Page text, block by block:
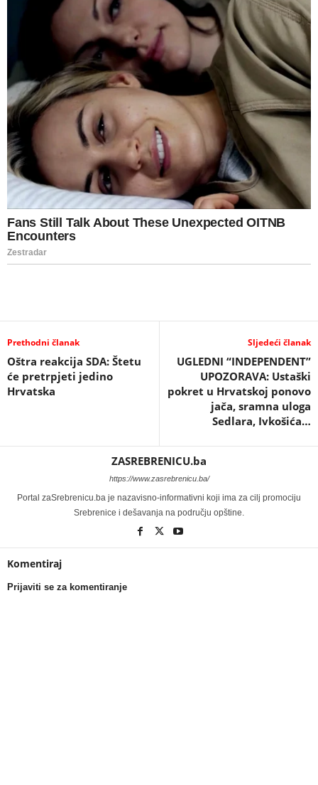
Prethodni članak
Oštra reakcija SDA: Štetu
će pretrpjeti jedino
Hrvatska
Sljedeći članak
UGLEDNI “INDEPENDENT”
UPOZORAVA: Ustaški
pokret u Hrvatskoj ponovo
jača, sramna uloga
Sedlara, Ivkošića…
ZASREBRENICU.ba
https://www.zasrebrenicu.ba/
Portal zaSrebrenicu.ba je nazavisno-informativni koji ima za cilj promociju
Srebrenice i dešavanja na području opštine.
Komentiraj
Prijaviti se za komentiranje